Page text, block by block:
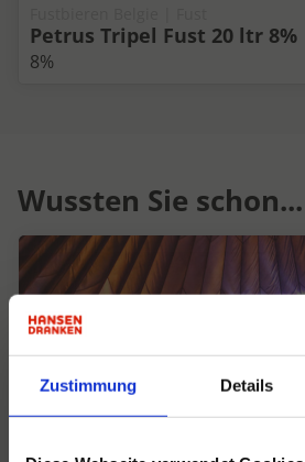
Zustimmung Details
Petrus Tripel Fust 20 ltr 8%
8%
Wussten Sie schon...